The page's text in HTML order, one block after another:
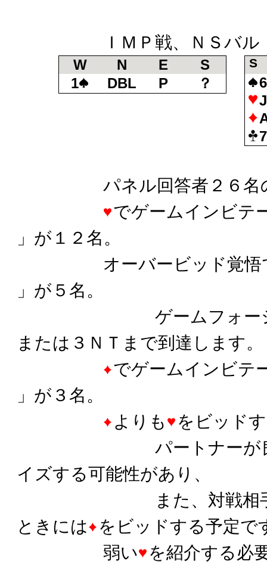
ＩＭＰ戦、ＮＳバル
W N E
S
1
DBL P ？
S
パネル回答者２６名の
でゲームインビテ
」が１２名。
オーバービッド覚悟で
」が５名。
ゲームフォーシ
または３ＮＴまで到達します。
でゲームインビテ
」が３名。
よりも
をビッド
パートナーが良い
イズする可能性があり、
また、対戦相手
ときには
をビッドする予定で
弱い
を紹介する必